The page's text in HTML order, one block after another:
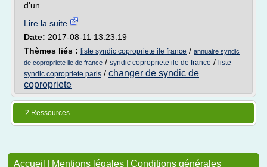
d'un...
Lire la suite
Date: 2017-08-11 13:23:19
Thèmes liés : liste syndic copropriete ile france / annuaire syndic
de copropriete ile de france / syndic copropriete ile de france / liste
syndic copropriete paris / changer de syndic de
copropriete
2 Ressources
Accueil | Mentions légales | Conditions générales